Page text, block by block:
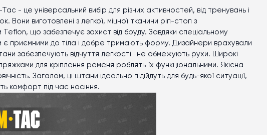
- це універсальний вибір для різних активностей, від тренувань і
Вони виготовлені з легкої, міцної тканини ріп-стоп з
що забезпечує захист від бруду. Завдяки спеціальному
є приємними до тіла і добре тримають форму. Дизайнери врахували
забезпечують відчуття легкості і не обмежують рухи. Широкі
для кріплення ременя роблять їх функціональними. Якісна
Загалом, ці штани ідеально підійдуть для будь-якої ситуації,
комфорт під час носіння.